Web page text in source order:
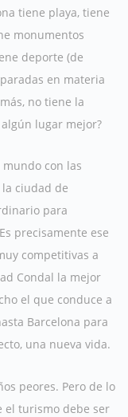
tiene playa, tiene
monumentos
deporte (de
en materia
no tiene la
lugar mejor?
con las
ciudad de
para
precisamente ese
competitivas a
Condal la mejor
el que conduce a
Barcelona para
una nueva vida.
peores. Pero de lo
el turismo debe ser